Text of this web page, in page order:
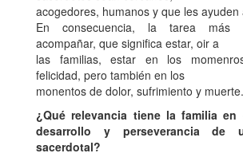
acogedores, humanos y que les ayuden
En consecuencia, la tarea más
acompañar, que significa estar, oir a
las familias, estar en los
felicidad, pero también en los
monentos de dolor, sufrimiento y muerte.
¿Qué relevancia tiene la familia en
desarrollo y perseverancia de
sacerdotal?